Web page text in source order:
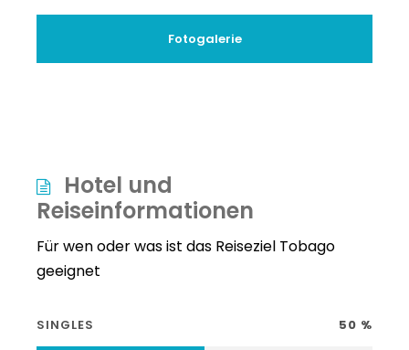
Fotogalerie
Hotel und
Reiseinformationen
Für wen oder was ist das Reiseziel Tobago
geeignet
SINGLES 50 %